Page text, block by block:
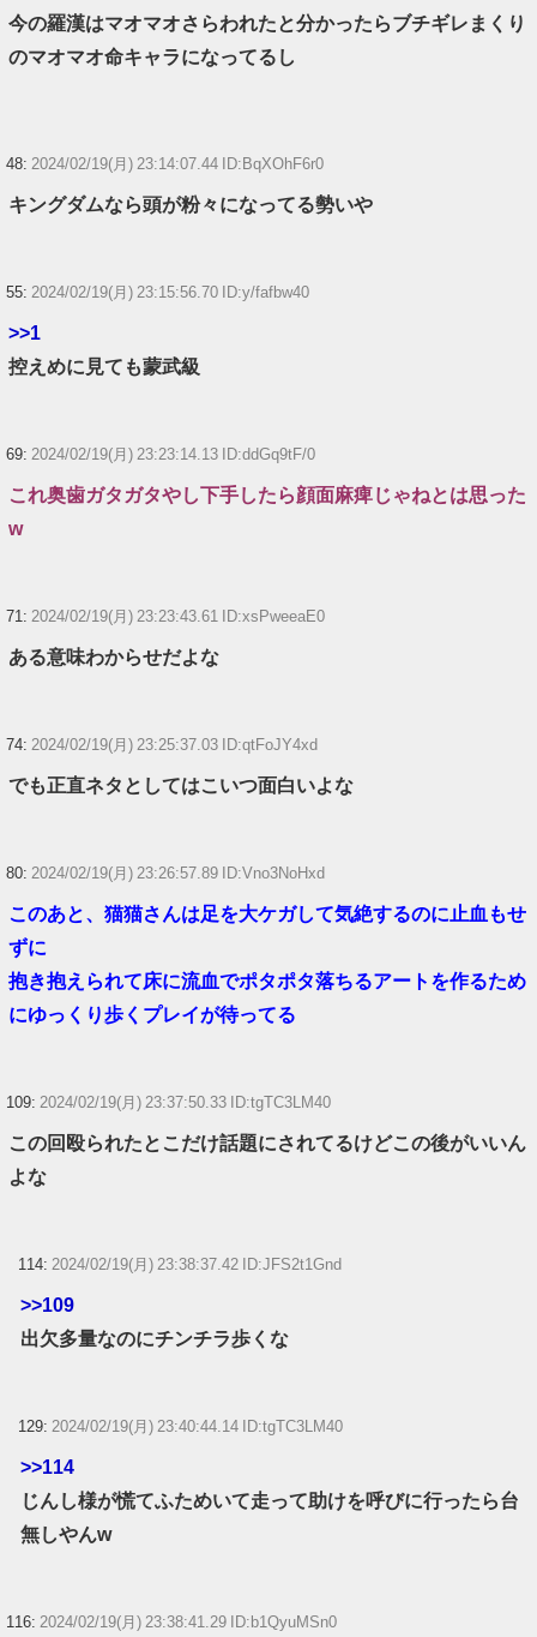
今の羅漢はマオマオさらわれたと分かったらブチギレまくり
のマオマオ命キャラになってるし
48: 2024/02/19(月) 23:14:07.44 ID:BqXOhF6r0
キングダムなら頭が粉々になってる勢いや
55: 2024/02/19(月) 23:15:56.70 ID:y/fafbw40
>>1
控えめに見ても蒙武級
69: 2024/02/19(月) 23:23:14.13 ID:ddGq9tF/0
これ奥歯ガタガタやし下手したら顔面麻痺じゃねとは思った
w
71: 2024/02/19(月) 23:23:43.61 ID:xsPweeaE0
ある意味わからせだよな
74: 2024/02/19(月) 23:25:37.03 ID:qtFoJY4xd
でも正直ネタとしてはこいつ面白いよな
80: 2024/02/19(月) 23:26:57.89 ID:Vno3NoHxd
このあと、猫猫さんは足を大ケガして気絶するのに止血もせ
ずに
抱き抱えられて床に流血でポタポタ落ちるアートを作るため
にゆっくり歩くプレイが待ってる
109: 2024/02/19(月) 23:37:50.33 ID:tgTC3LM40
この回殴られたとこだけ話題にされてるけどこの後がいいん
よな
114: 2024/02/19(月) 23:38:37.42 ID:JFS2t1Gnd
>>109
出欠多量なのにチンチラ歩くな
129: 2024/02/19(月) 23:40:44.14 ID:tgTC3LM40
>>114
じんし様が慌てふためいて走って助けを呼びに行ったら台
無しやんw
116: 2024/02/19(月) 23:38:41.29 ID:b1QyuMSn0